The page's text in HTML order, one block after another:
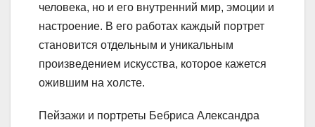
человека, но и его внутренний мир, эмоции и
настроение. В его работах каждый портрет
становится отдельным и уникальным
произведением искусства, которое кажется
ожившим на холсте.
Пейзажи и портреты Бебриса Александра